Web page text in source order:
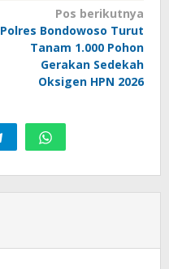
Pos berikutnya
Polres Bondowoso Turut
Tanam 1.000 Pohon
Gerakan Sedekah
Oksigen HPN 2026